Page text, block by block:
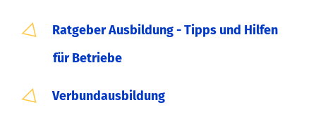
Ratgeber Ausbildung - Tipps und Hilfen
für Betriebe
Verbundausbildung